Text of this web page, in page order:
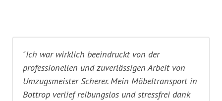
"Ich war wirklich beeindruckt von der
professionellen und zuverlässigen Arbeit von
Umzugsmeister Scherer. Mein Möbeltransport in
Bottrop verlief reibungslos und stressfrei dank